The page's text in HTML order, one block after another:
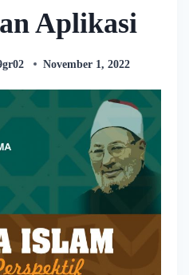
Aplikasi
November 1, 2022